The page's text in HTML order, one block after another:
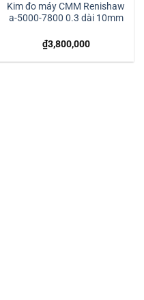
Kim đo máy CMM Renishaw
a-5000-7800 0.3 dài 10mm
₫3,800,000